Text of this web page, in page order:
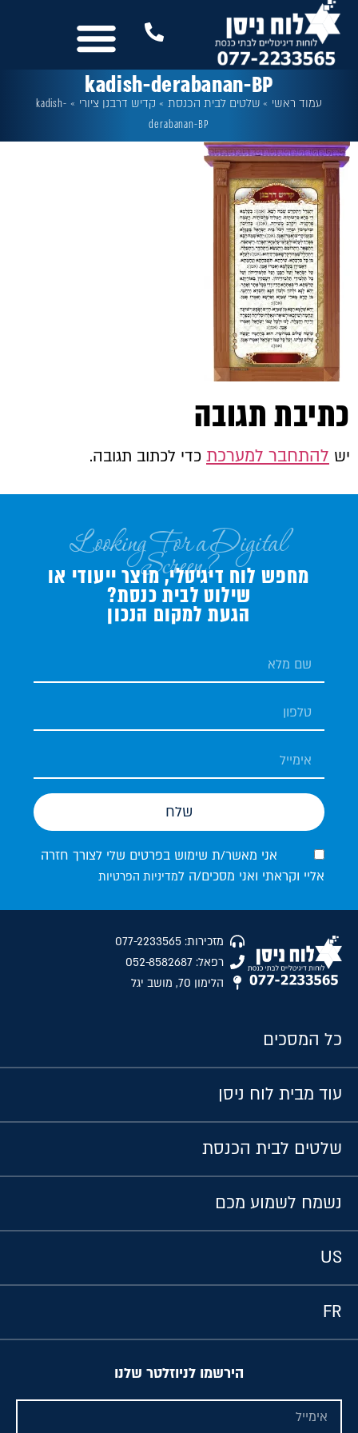
לתוכן
kadish-derabanan-BP
עמוד ראשי » שלטים לבית הכנסת » קדיש דרבנן ציורי »
kadish-
derabanan-BP
כתיבת תגובה
יש להתחבר למערכת כדי לכתוב תגובה.
Looking For a Digital
Screen?
מחפש לוח דיגיטלי, מוצר ייעודי או
שילוט לבית כנסת?
הגעת למקום הנכון
אני מאשר/ת שימוש בפרטים שלי לצורך חזרה
אליי וקראתי ואני מסכים/ה למדיניות הפרטיות
שלח
מזכירות: 077-2233565
רפאל: 052-8582687
הלימון 70, מושב יגל
כל המסכים
עוד מבית לוח ניסן
שלטים לבית הכנסת
נשמח לשמוע מכם
US
FR
הירשמו לניוזלטר שלנו